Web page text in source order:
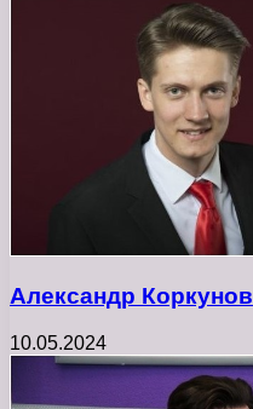
Александр Коркунов
10.05.2024